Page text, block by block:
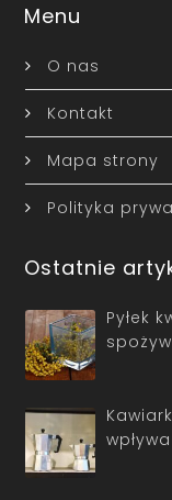
Menu
O nas
Kontakt
Mapa strony
Polityka
Ostatnie
Pyłek